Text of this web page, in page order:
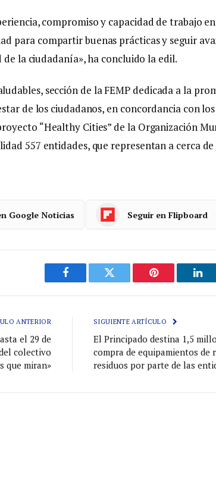
compromiso y capacidad de trabajo
para compartir buenas prácticas y seguir
la ciudadanía», ha concluido la edil.
sección de la FEMP dedicada a la
de los ciudadanos, en concordancia con
“Healthy Cities” de la Organización
557 entidades, que representan a cerca
Google Noticias Seguir en Flipboard
Facebook Gorjeo Pinterest
ANTERIOR
el 29 de
colectivo
que miran»
SIGUIENTE ARTÍCULO
El Principado destina 1,5
compra de equipamientos de
residuos por parte de las